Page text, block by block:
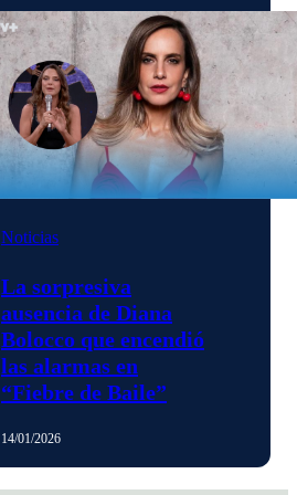
Noticias
La sorpresiva
ausencia de Diana
Bolocco que encendió
las alarmas en
“Fiebre de Baile”
14/01/2026